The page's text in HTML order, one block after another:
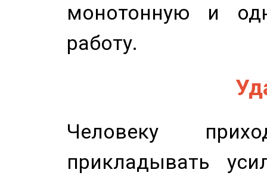
монотонную и
работу.
Человеку
прикладывать